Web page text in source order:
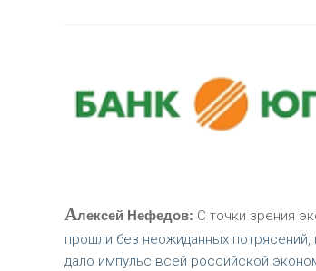
Алексей Нефедов: С точки зрения
прошли без неожиданных
дало импульс всей российской